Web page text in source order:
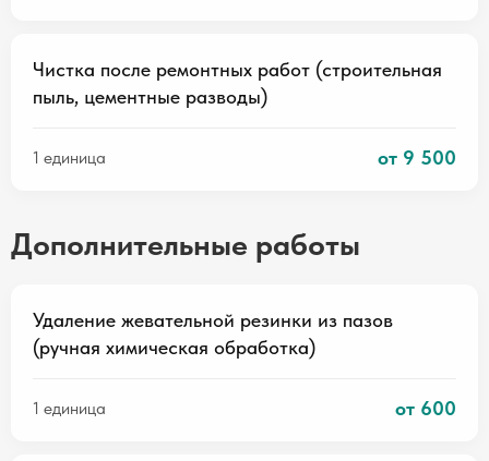
Чистка после ремонтных работ (строительная
пыль, цементные разводы)
1 единица от 9 500
Дополнительные работы
Удаление жевательной резинки из пазов
(ручная химическая обработка)
1 единица от 600